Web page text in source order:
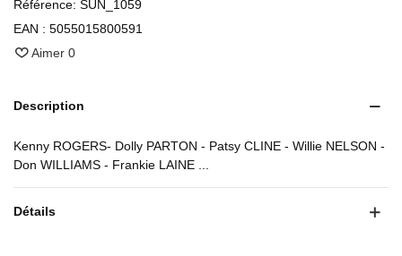
Référence: SUN_1059
EAN : 5055015800591
Aimer 0
Description
Kenny ROGERS- Dolly PARTON - Patsy CLINE - Willie NELSON -
Don WILLIAMS - Frankie LAINE ...
Détails